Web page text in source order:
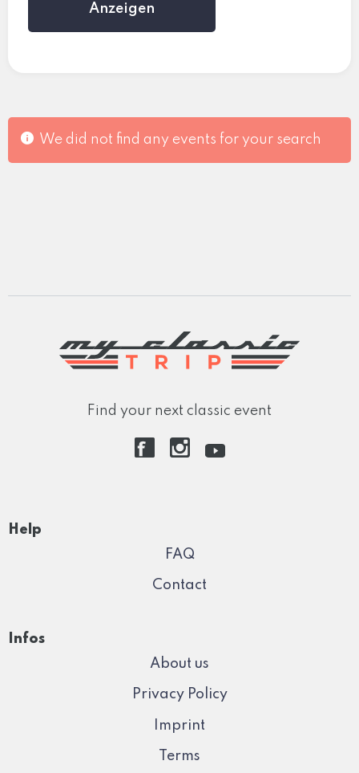
Anzeigen
We did not find any events for your search
Find your next classic event
Help
FAQ
Contact
Infos
About us
Privacy Policy
Imprint
Terms